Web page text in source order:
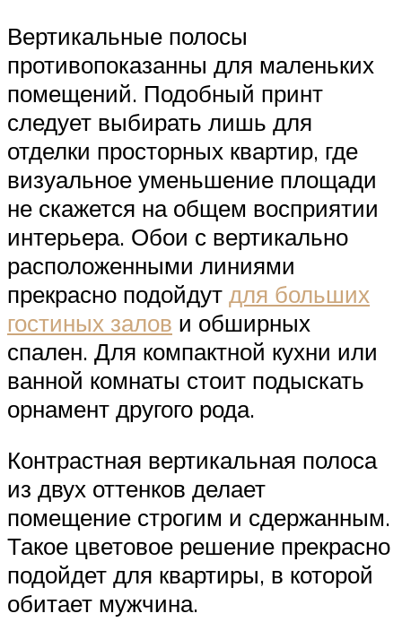
Вертикальные полосы
противопоказанны для маленьких
помещений. Подобный принт
следует выбирать лишь для
отделки просторных квартир, где
визуальное уменьшение площади
не скажется на общем восприятии
интерьера. Обои с вертикально
расположенными линиями
прекрасно подойдут для больших
гостиных залов и обширных
спален. Для компактной кухни или
ванной комнаты стоит подыскать
орнамент другого рода.
Контрастная вертикальная полоса
из двух оттенков делает
помещение строгим и сдержанным.
Такое цветовое решение прекрасно
подойдет для квартиры, в которой
обитает мужчина.